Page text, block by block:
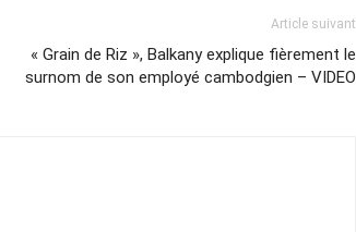
Article suivant
« Grain de Riz », Balkany explique fièrement le
surnom de son employé cambodgien – VIDEO